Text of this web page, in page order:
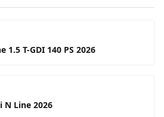
1.5 T-GDI 140 PS 2026
N Line 2026